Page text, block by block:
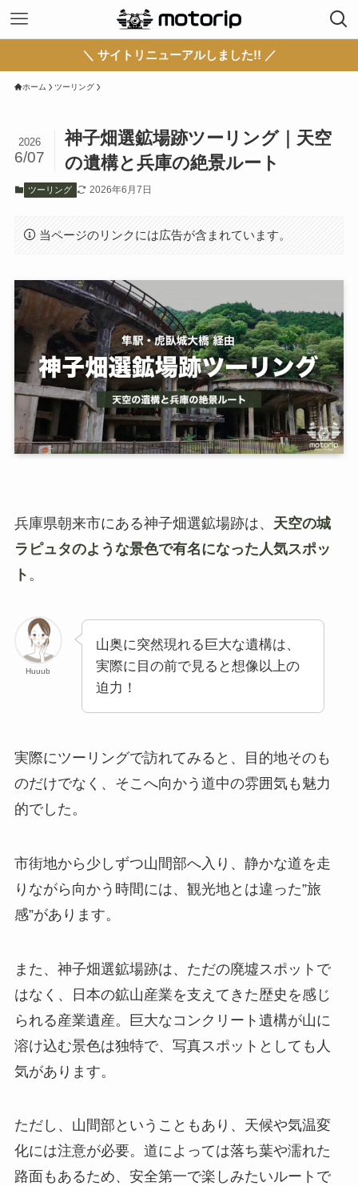
＼ サイトリニューアルしました!! ／
ホーム ツーリング
神子畑選鉱場跡ツーリング｜天空
の遺構と兵庫の絶景ルート
2026
6/07
ツーリング 2026年6月7日
当ページのリンクには広告が含まれています。
兵庫県朝来市にある神子畑選鉱場跡は、 天空の城
ラピュタのような景色で有名になった人気スポッ
ト 。
Huuub
山奥に突然現れる巨大な遺構は、
実際に目の前で見ると想像以上の
迫力！
実際にツーリングで訪れてみると、目的地そのも
のだけでなく、そこへ向かう道中の雰囲気も魅力
的でした。
市街地から少しずつ山間部へ入り、静かな道を走
りながら向かう時間には、観光地とは違った”旅
感”があります。
また、神子畑選鉱場跡は、ただの廃墟スポットで
はなく、日本の鉱山産業を支えてきた歴史を感じ
られる産業遺産。巨大なコンクリート遺構が山に
溶け込む景色は独特で、写真スポットとしても人
気があります。
ただし、山間部ということもあり、天候や気温変
化には注意が必要。道によっては落ち葉や濡れた
路面もあるため、安全第一で楽しみたいルートで